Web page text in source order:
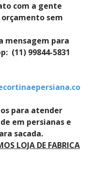
com a gente
sem
mensagem para
(11) 99844-5831
para atender
em persianas e
sacada.
LOJA DE FABRICA